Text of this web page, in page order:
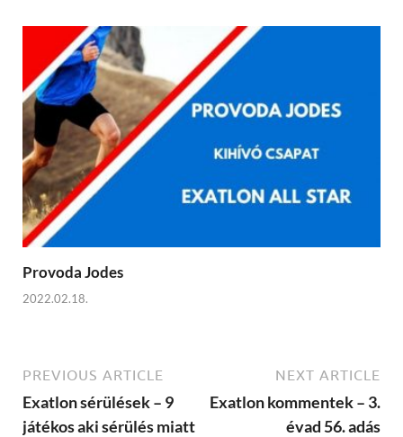
Provoda Jodes
2022.02.18.
PREVIOUS ARTICLE
Exatlon sérülések – 9
játékos aki sérülés miatt
NEXT ARTICLE
Exatlon kommentek – 3.
évad 56. adás